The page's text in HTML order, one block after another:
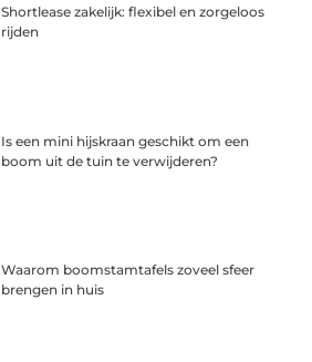
Shortlease zakelijk: flexibel en zorgeloos
rijden
Is een mini hijskraan geschikt om een
boom uit de tuin te verwijderen?
Waarom boomstamtafels zoveel sfeer
brengen in huis